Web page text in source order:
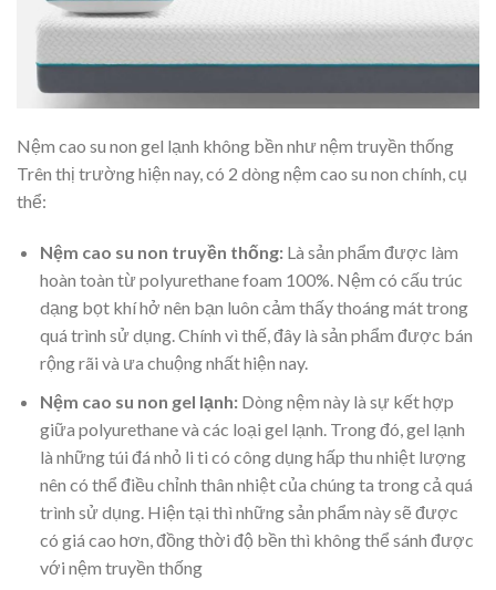
Nệm cao su non gel lạnh không bền như nệm truyền thống
Trên thị trường hiện nay, có 2 dòng nệm cao su non chính, cụ
thể:
Nệm cao su non truyền thống:Là sản phẩm được làm
hoàn toàn từ polyurethane foam 100%. Nệm có cấu trúc
dạng bọt khí hở nên bạn luôn cảm thấy thoáng mát trong
quá trình sử dụng. Chính vì thế, đây là sản phẩm được bán
rộng rãi và ưa chuộng nhất hiện nay.
Nệm cao su non gel lạnh:Dòng nệm này là sự kết hợp
giữa polyurethane và các loại gel lạnh. Trong đó, gel lạnh
là những túi đá nhỏ li ti có công dụng hấp thu nhiệt lượng
nên có thể điều chỉnh thân nhiệt của chúng ta trong cả quá
trình sử dụng. Hiện tại thì những sản phẩm này sẽ được
có giá cao hơn, đồng thời độ bền thì không thể sánh được
với nệm truyền thống